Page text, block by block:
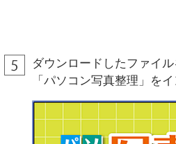
ダウンロードしたファイル
「パソコン写真整理」を